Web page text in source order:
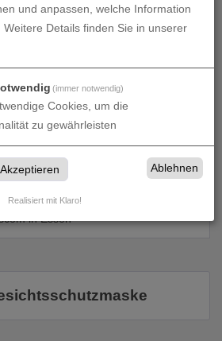
in Essen
und anpassen, welche Information
Weitere Details finden Sie in unserer
(immer notwendig)
Cookies, um die
zu gewährleisten
Akzeptieren Ablehnen
Realisiert mit Klaro!